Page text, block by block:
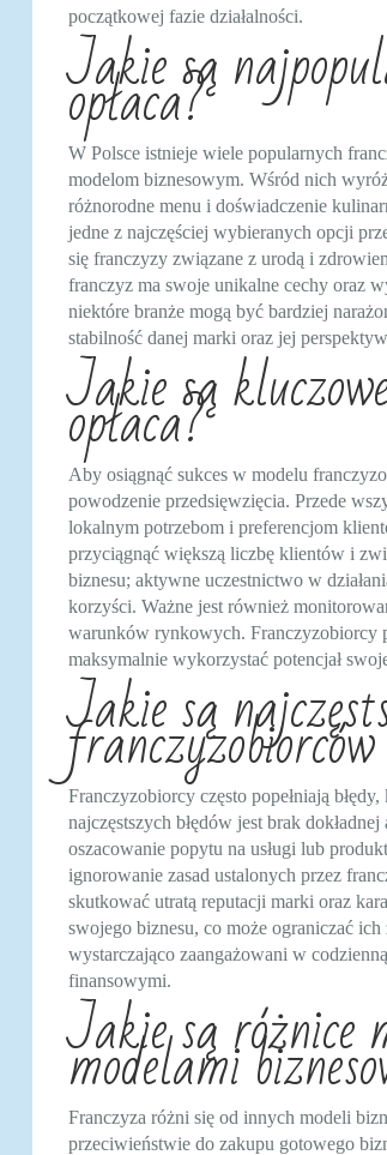
początkowej fazie działalności.
Jakie są
opłaca?
W Polsce istnieje wiele popularnych
modelom biznesowym. Wśród nich
różnorodne menu i doświadczenie
jedne z najczęściej wybieranych opcji
się franczyzy związane z urodą i
franczyz ma swoje unikalne cechy oraz
niektóre branże mogą być bardziej
stabilność danej marki oraz jej
Jakie są
opłaca?
Aby osiągnąć sukces w modelu
powodzenie przedsięwzięcia. Przede
lokalnym potrzebom i preferencjom
przyciągnąć większą liczbę klientów i
biznesu; aktywne uczestnictwo w
korzyści. Ważne jest również
warunków rynkowych. Franczyzobiorcy
maksymalnie wykorzystać potencjał
Jakie są
Franczyzobiorcy często popełniają
najczęstszych błędów jest brak
oszacowanie popytu na usługi lub
ignorowanie zasad ustalonych przez
skutkować utratą reputacji marki oraz
swojego biznesu, co może ograniczać
wystarczająco zaangażowani w
finansowymi.
Jakie są
modelami
Franczyza różni się od innych modeli
przeciwieństwie do zakupu gotowego